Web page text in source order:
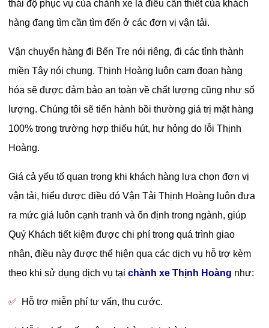
thái độ phục vụ của chành xe là điều cần thiết của khách
hàng đang tìm cần tìm đến ở các đơn vị vận tải.
Vận chuyển hàng đi Bến Tre nói riêng, đi các tỉnh thành
miền Tây nói chung. Thịnh Hoàng luôn cam đoan hàng
hóa sẽ được đảm bảo an toàn về chất lượng cũng như số
lượng. Chúng tôi sẽ tiến hành bồi thường giá trị mặt hàng
100% trong trường hợp thiếu hút, hư hỏng do lỗi Thịnh
Hoàng.
Giá cả yếu tố quan trọng khi khách hàng lựa chọn đơn vị
vận tải, hiểu được điều đó Vận Tải Thịnh Hoàng luôn đưa
ra mức giá luôn cạnh tranh và ổn định trong ngành, giúp
Quý Khách tiết kiệm được chi phí trong quá trình giao
nhận, điều này được thể hiện qua các dịch vụ hỗ trợ kèm
theo khi sử dụng dịch vụ tạichành xe Thịnh Hoàng như:
✅ Hỗ trợ miễn phí tư vấn, thu cước.